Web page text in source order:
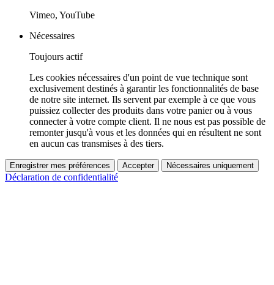
Vimeo, YouTube
Nécessaires
Toujours actif
Les cookies nécessaires d'un point de vue technique sont
exclusivement destinés à garantir les fonctionnalités de base
de notre site internet. Ils servent par exemple à ce que vous
puissiez collecter des produits dans votre panier ou à vous
connecter à votre compte client. Il ne nous est pas possible de
remonter jusqu'à vous et les données qui en résultent ne sont
en aucun cas transmises à des tiers.
Enregistrer mes préférences Accepter Nécessaires uniquement
Déclaration de confidentialité